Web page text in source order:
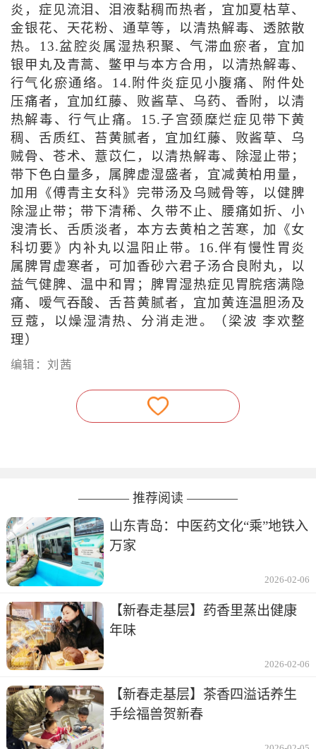
炎，症见流泪、泪液黏稠而热者，宜加夏枯草、
金银花、天花粉、通草等，以清热解毒、透脓散
热。13.盆腔炎属湿热积聚、气滞血瘀者，宜加
银甲丸及青蒿、鳖甲与本方合用，以清热解毒、
行气化瘀通络。14.附件炎症见小腹痛、附件处
压痛者，宜加红藤、败酱草、乌药、香附，以清
热解毒、行气止痛。15.子宫颈糜烂症见带下黄
稠、舌质红、苔黄腻者，宜加红藤、败酱草、乌
贼骨、苍术、薏苡仁，以清热解毒、除湿止带；
带下色白量多，属脾虚湿盛者，宜减黄柏用量，
加用《傅青主女科》完带汤及乌贼骨等，以健脾
除湿止带；带下清稀、久带不止、腰痛如折、小
溲清长、舌质淡者，本方去黄柏之苦寒，加《女
科切要》内补丸以温阳止带。16.伴有慢性胃炎
属脾胃虚寒者，可加香砂六君子汤合良附丸，以
益气健脾、温中和胃；脾胃湿热症见胃脘痞满隐
痛、嗳气吞酸、舌苔黄腻者，宜加黄连温胆汤及
豆蔻，以燥湿清热、分消走泄。（梁波 李欢整
理）
编辑：刘茜
———— 推荐阅读 ————
山东青岛：中医药文化“乘”地铁入
万家
2026-02-06
【新春走基层】药香里蒸出健康
年味
2026-02-06
【新春走基层】茶香四溢话养生
手绘福兽贺新春